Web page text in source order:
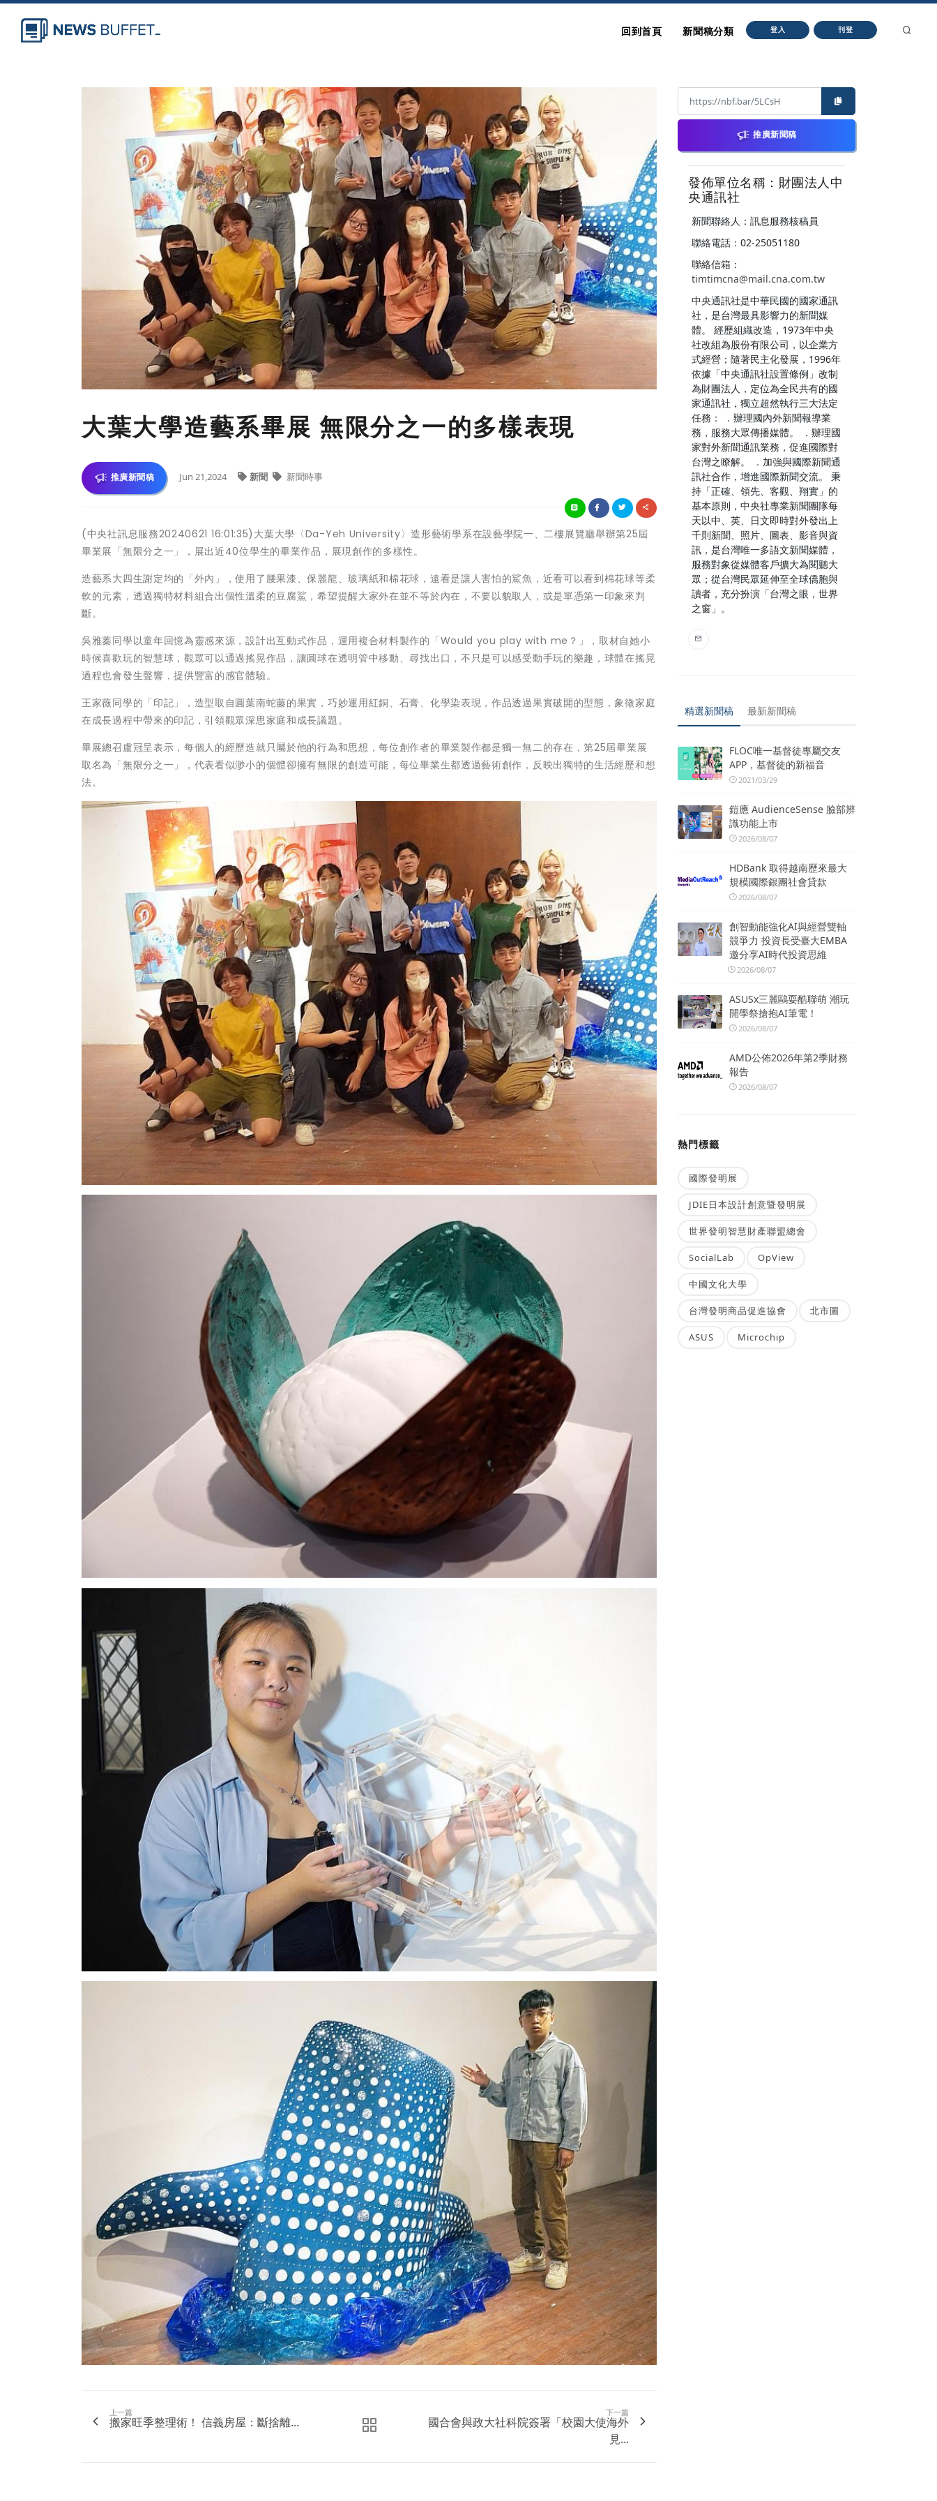
回到首頁 新聞稿分類 登入 刊登
大葉大學造藝系畢展 無限分之一的多樣表現
推廣新聞稿 Jun 21,2024 新聞 新聞時事
(中央社訊息服務20240621 16:01:35)大葉大學〈Da-Yeh University〉造形藝術學系在設藝學院一、二樓展覽廳舉辦第25屆
畢業展「無限分之一」，展出近40位學生的畢業作品，展現創作的多樣性。
造藝系大四生謝定均的「外內」，使用了腰果漆、保麗龍、玻璃紙和棉花球，遠看是讓人害怕的鯊魚，近看可以看到棉花球等柔
軟的元素，透過獨特材料組合出個性溫柔的豆腐鯊，希望提醒大家外在並不等於內在，不要以貌取人，或是單憑第一印象來判
斷。
吳雅蓁同學以童年回憶為靈感來源，設計出互動式作品，運用複合材料製作的「Would you play with me？」，取材自她小
時候喜歡玩的智慧球，觀眾可以通過搖晃作品，讓圓球在透明管中移動、尋找出口，不只是可以感受動手玩的樂趣，球體在搖晃
過程也會發生聲響，提供豐富的感官體驗。
王家薇同學的「印記」，造型取自圓葉南蛇藤的果實，巧妙運用紅銅、石膏、化學染表現，作品透過果實破開的型態，象徵家庭
在成長過程中帶來的印記，引領觀眾深思家庭和成長議題。
畢展總召盧冠呈表示，每個人的經歷造就只屬於他的行為和思想，每位創作者的畢業製作都是獨一無二的存在，第25屆畢業展
取名為「無限分之一」，代表看似渺小的個體卻擁有無限的創造可能，每位畢業生都透過藝術創作，反映出獨特的生活經歷和想
法。
上一篇
搬家旺季整理術！ 信義房屋：斷捨離...
下一篇
國合會與政大社科院簽署「校園大使海外
見...
推廣新聞稿
發佈單位名稱：財團法人中
央通訊社
新聞聯絡人：訊息服務核稿員
聯絡電話：02-25051180
聯絡信箱：
timtimcna@mail.cna.com.tw
中央通訊社是中華民國的國家通訊
社，是台灣最具影響力的新聞媒
體。 經歷組織改造，1973年中央
社改組為股份有限公司，以企業方
式經營；隨著民主化發展，1996年
依據「中央通訊社設置條例」改制
為財團法人，定位為全民共有的國
家通訊社，獨立超然執行三大法定
任務： ．辦理國內外新聞報導業
務，服務大眾傳播媒體。 ．辦理國
家對外新聞通訊業務，促進國際對
台灣之瞭解。 ．加強與國際新聞通
訊社合作，增進國際新聞交流。 秉
持「正確、領先、客觀、翔實」的
基本原則，中央社專業新聞團隊每
天以中、英、日文即時對外發出上
千則新聞、照片、圖表、影音與資
訊，是台灣唯一多語文新聞媒體，
服務對象從媒體客戶擴大為閱聽大
眾；從台灣民眾延伸至全球僑胞與
讀者，充分扮演「台灣之眼，世界
之窗」。
精選新聞稿 最新新聞稿
FLOC唯一基督徒專屬交友
APP，基督徒的新福音
2021/03/29
鎧應 AudienceSense 臉部辨
識功能上市
2026/08/07
HDBank 取得越南歷來最大
規模國際銀團社會貸款
2026/08/07
創智動能強化AI與經營雙軸
競爭力 投資長受臺大EMBA
邀分享AI時代投資思維
2026/08/07
ASUSx三麗鷗耍酷聯萌 潮玩
開學祭搶抱AI筆電！
2026/08/07
AMD公佈2026年第2季財務
報告
2026/08/07
熱門標籤
國際發明展
JDIE日本設計創意暨發明展
世界發明智慧財產聯盟總會
SocialLab OpView
中國文化大學
台灣發明商品促進協會 北市圖
ASUS Microchip